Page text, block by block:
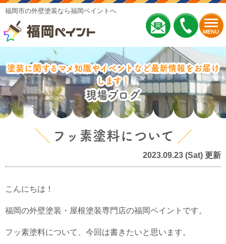
MENU
福岡市の外壁塗装なら福岡ペイントへ
塗装に関するマメ知識やイベントなど最新情報をお届け
します！
現場ブログ
フッ素塗料について
2023.09.23 (Sat) 更新
こんにちは！
福岡の外壁塗装・屋根塗装専門店の福岡ペイントです。
フッ素塗料について、今回は書きたいと思います。